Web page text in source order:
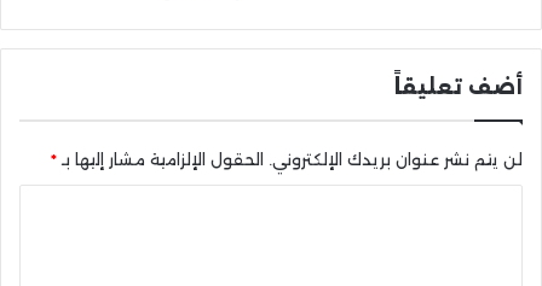
أضف تعليقاً
لن يتم نشر عنوان بريدك الإلكتروني. الحقول الإلزامية مشار إليها بـ *